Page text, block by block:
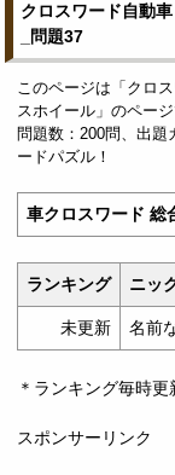
クロスワード自動
_問題37
このページは「クロ
スホイール」のページ
問題数：200問、出
ードパズル！
車クロスワード 総
ランキング ニッ
未更新 名前
＊ランキング毎時更
スポンサーリンク